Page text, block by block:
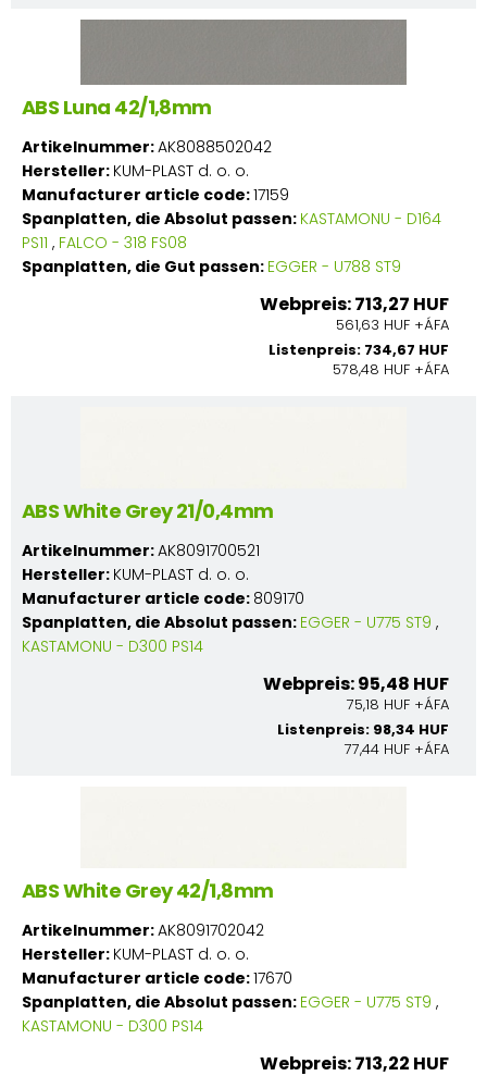
ABS Luna 42/1,8mm
Artikelnummer:AK8088502042
Hersteller: KUM-PLAST d. o. o.
Manufacturer article code:17159
Spanplatten, die Absolut passen: KASTAMONU - D164
PS11 , FALCO - 318 FS08
Spanplatten, die Gut passen: EGGER - U788 ST9
Webpreis: 713,27 HUF
561,63 HUF +ÁFA
Listenpreis: 734,67 HUF
578,48 HUF +ÁFA
ABS White Grey 21/0,4mm
Artikelnummer:AK8091700521
Hersteller: KUM-PLAST d. o. o.
Manufacturer article code: 809170
Spanplatten, die Absolut passen: EGGER - U775 ST9 ,
KASTAMONU - D300 PS14
Webpreis: 95,48 HUF
75,18 HUF +ÁFA
Listenpreis: 98,34 HUF
77,44 HUF +ÁFA
ABS White Grey 42/1,8mm
Artikelnummer:AK8091702042
Hersteller: KUM-PLAST d. o. o.
Manufacturer article code:17670
Spanplatten, die Absolut passen: EGGER - U775 ST9 ,
KASTAMONU - D300 PS14
Webpreis: 713,22 HUF